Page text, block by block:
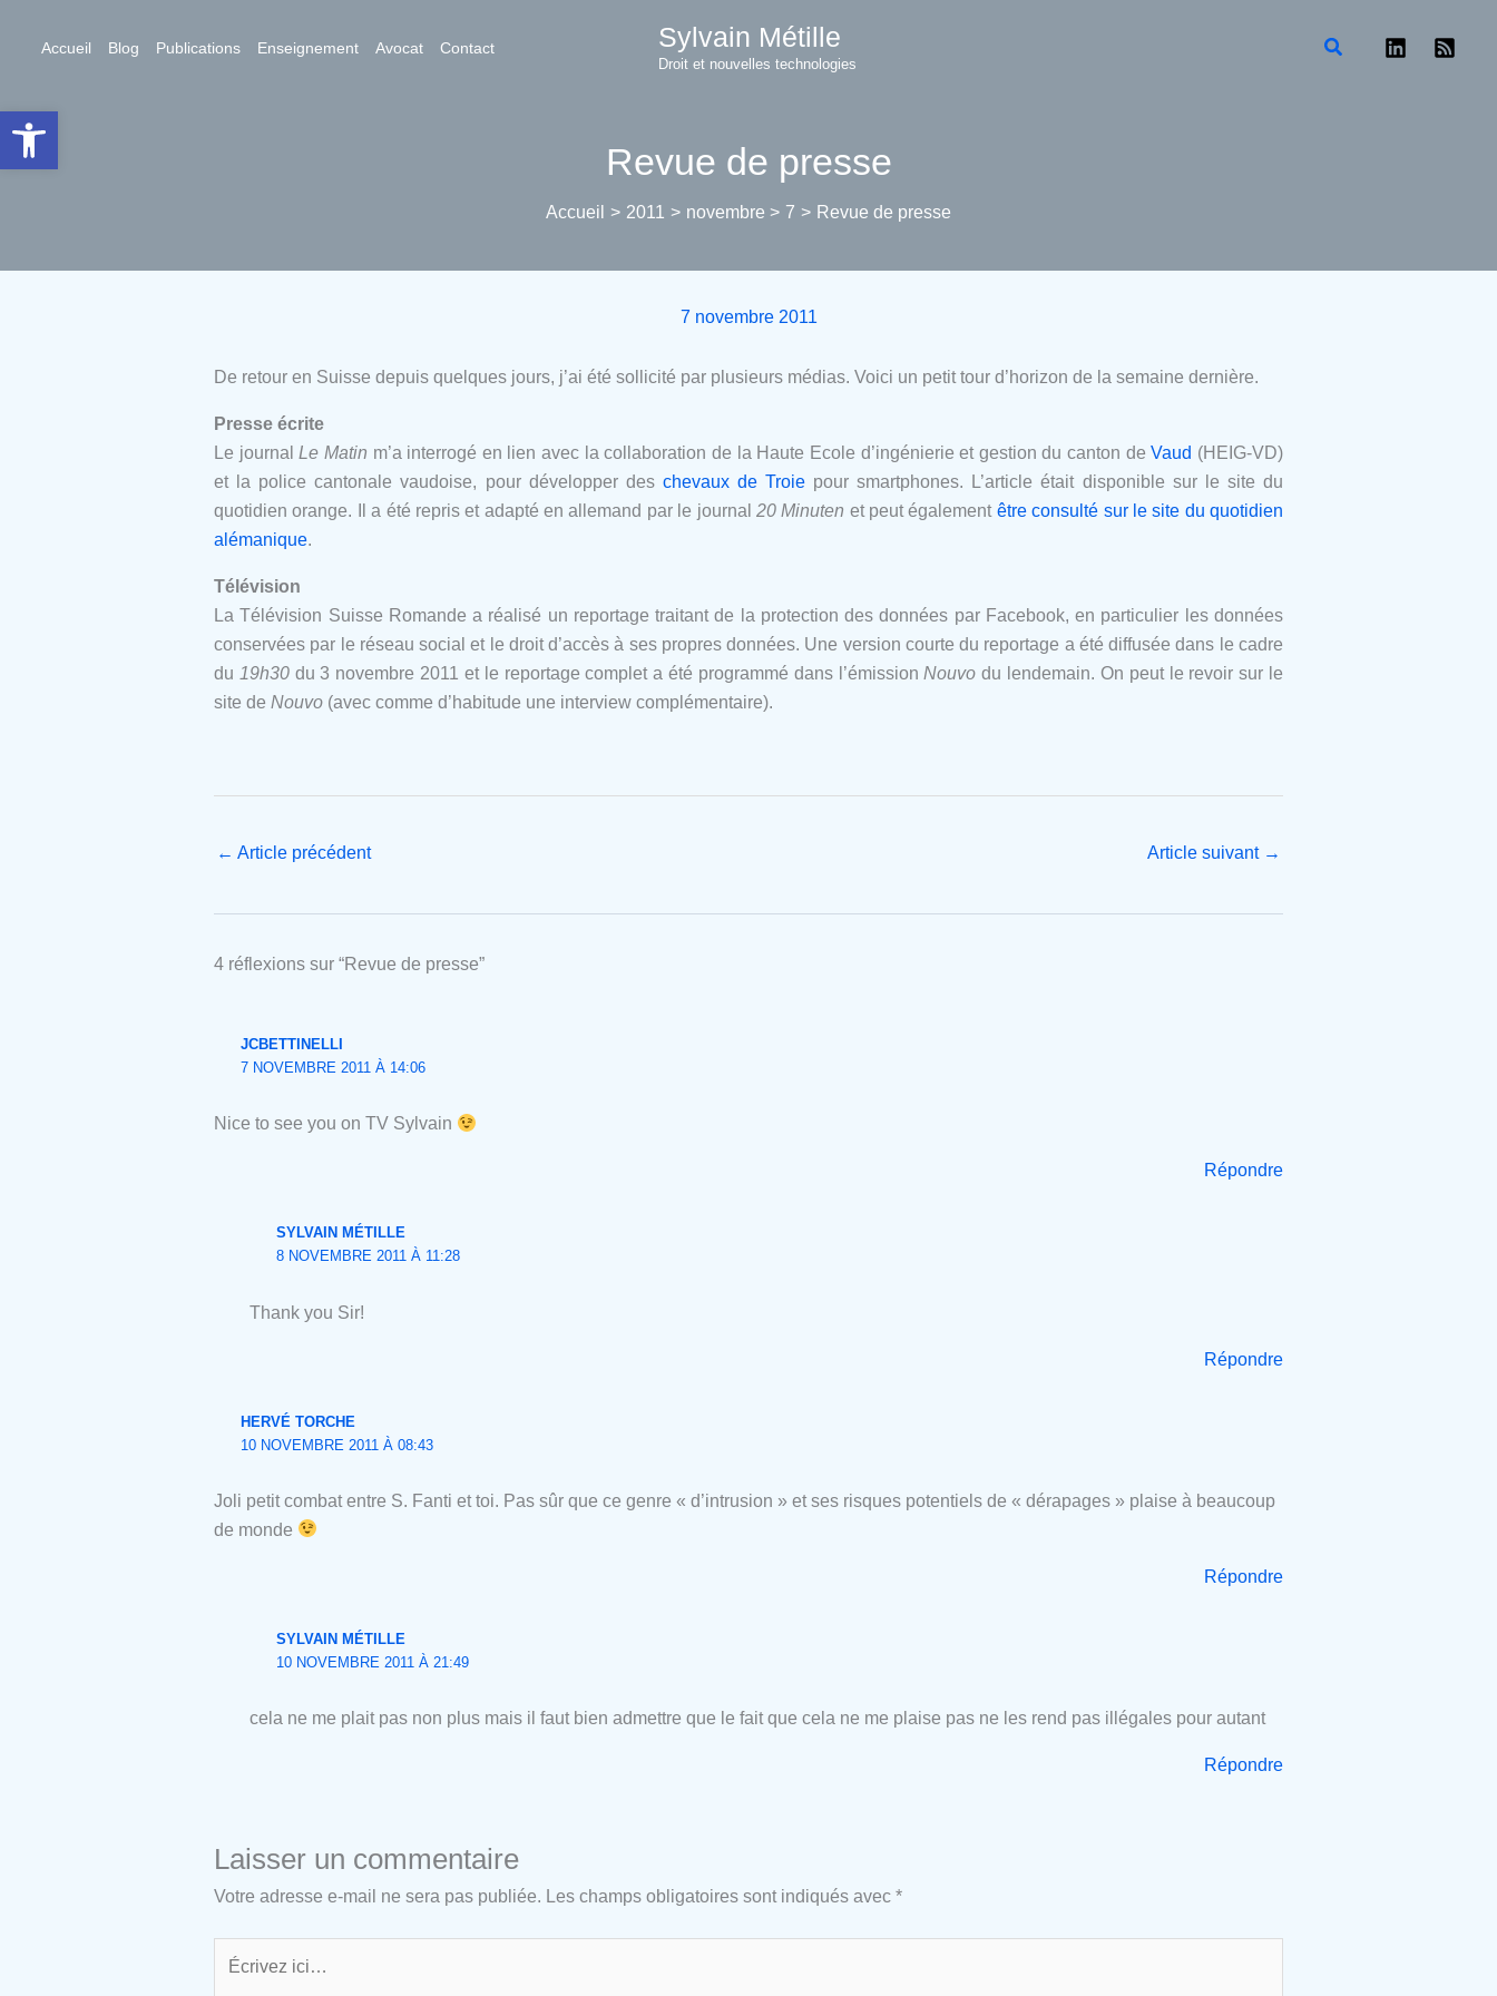
Ouvrir la barre d’outils
Accueil Blog Publications Enseignement Avocat Contact Sylvain Métille
Droit et nouvelles technologies
Rechercher
Revue de presse
Accueil 2011 novembre 7 Revue de presse
7 novembre 2011
De retour en Suisse depuis quelques jours, j’ai été sollicité par plusieurs médias. Voici un petit tour d’horizon de la semaine dernière.
Presse écrite
Le journalLe Matin m’a interrogé en lien avec la collaboration de la Haute Ecole d’ingénierie et gestion du canton deVaud (HEIG-VD)
et la police cantonale vaudoise, pour développer des chevaux de Troie pour smartphones. L’article était disponible sur le site du
quotidien orange. Il a été repris et adapté en allemand par le journal 20 Minuten et peut également être consulté sur le site du quotidien
alémanique.
Télévision
La Télévision Suisse Romande a réalisé un reportage traitant de la protection des données par Facebook, en particulier les données
conservées par le réseau social et le droit d’accès à ses propres données. Une version courte du reportage a été diffusée dans le cadre
du 19h30du 3 novembre 2011 et le reportage complet a été programmé dans l’émissionNouvo du lendemain. On peut le revoir sur le
site de Nouvo (avec comme d’habitude une interview complémentaire).
← Article précédent Article suivant →
4 réflexions sur “Revue de presse”
JCBETTINELLI
7 NOVEMBRE 2011 À 14:06
Nice to see you on TV Sylvain
Répondre
SYLVAIN MÉTILLE
8 NOVEMBRE 2011 À 11:28
Thank you Sir!
Répondre
HERVÉ TORCHE
10 NOVEMBRE 2011 À 08:43
Joli petit combat entre S. Fanti et toi. Pas sûr que ce genre « d’intrusion » et ses risques potentiels de « dérapages » plaise à beaucoup
de monde
Répondre
SYLVAIN MÉTILLE
10 NOVEMBRE 2011 À 21:49
cela ne me plait pas non plus mais il faut bien admettre que le fait que cela ne me plaise pas ne les rend pas illégales pour autant
Répondre
Laisser un commentaire
Votre adresse e-mail ne sera pas publiée. Les champs obligatoires sont indiqués avec *